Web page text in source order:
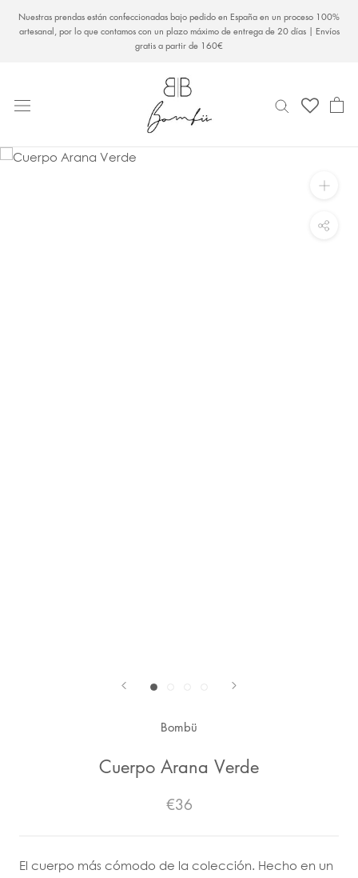
Nuestras prendas están confeccionadas bajo pedido en España en un proceso 100%
artesanal, por lo que contamos con un plazo máximo de entrega de 20 días | Envíos
gratis a partir de 160€
Bombü
Cuerpo Arana Verde
€36
El cuerpo más cómodo de la colección. Hecho en un